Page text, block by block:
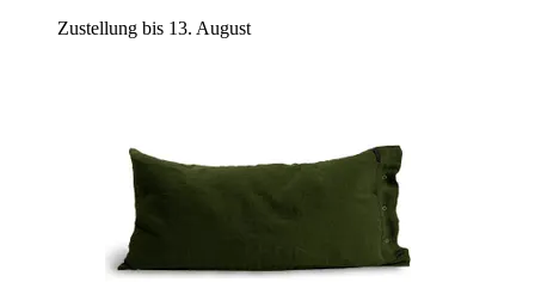
Zustellung bis 13. August